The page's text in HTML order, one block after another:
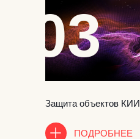
Защита объектов КИИ
03
ПОДРОБНЕЕ